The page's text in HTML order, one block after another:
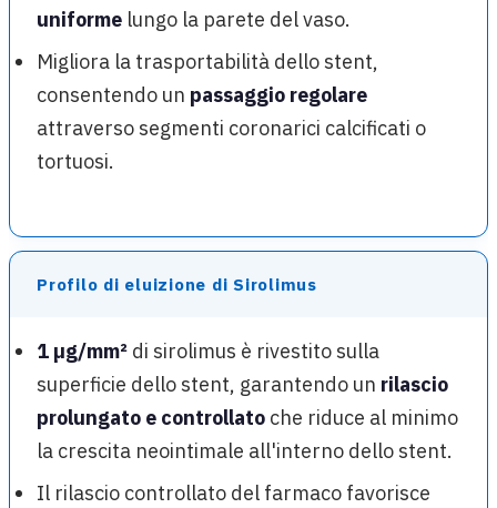
uniforme lungo la parete del vaso.
Migliora la trasportabilità dello stent,
consentendo un passaggio regolare
attraverso segmenti coronarici calcificati o
tortuosi.
Profilo di eluizione di Sirolimus
1 µg/mm² di sirolimus è rivestito sulla
superficie dello stent, garantendo un rilascio
prolungato e controllato che riduce al minimo
la crescita neointimale all'interno dello stent.
Il rilascio controllato del farmaco favorisce